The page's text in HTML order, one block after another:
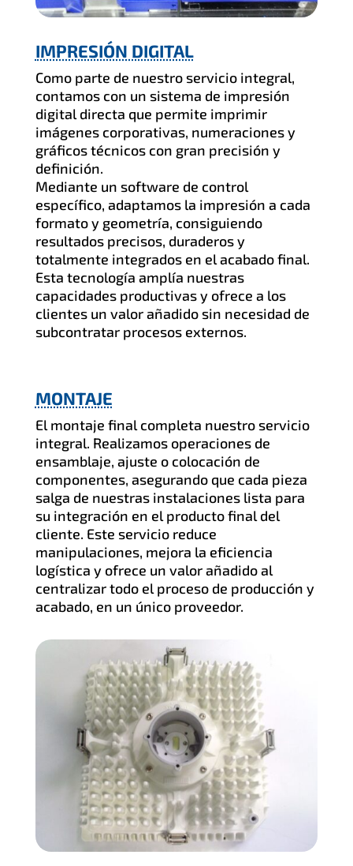
IMPRESIÓN DIGITAL
Como parte de nuestro servicio integral,
contamos con un sistema de impresión
digital directa que permite imprimir
imágenes corporativas, numeraciones y
gráficos técnicos con gran precisión y
definición.
Mediante un software de control
específico, adaptamos la impresión a cada
formato y geometría, consiguiendo
resultados precisos, duraderos y
totalmente integrados en el acabado final.
Esta tecnología amplía nuestras
capacidades productivas y ofrece a los
clientes un valor añadido sin necesidad de
subcontratar procesos externos.
MONTAJE
El montaje final completa nuestro servicio
integral. Realizamos operaciones de
ensamblaje, ajuste o colocación de
componentes, asegurando que cada pieza
salga de nuestras instalaciones lista para
su integración en el producto final del
cliente. Este servicio reduce
manipulaciones, mejora la eficiencia
logística y ofrece un valor añadido al
centralizar todo el proceso de producción y
acabado, en un único proveedor.